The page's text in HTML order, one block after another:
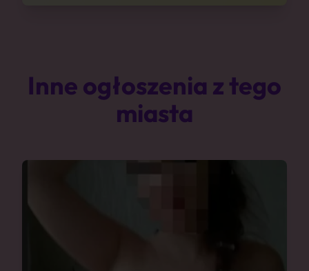
Inne ogłoszenia z tego
miasta